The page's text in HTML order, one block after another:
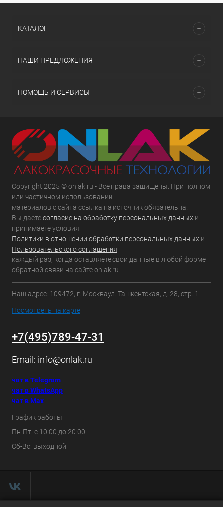
КАТАЛОГ
НАШИ ПРЕДЛОЖЕНИЯ
ПОМОЩЬ И СЕРВИСЫ
Copyright 2025 © onlak.ru - Все права защищены. При полном
или частичном использовании
материалов с сайта ссылка на источник обязательна.
Вы даетесогласие на обработку персональных данных и
принимаете условия
Политики в отношении обработки персональных данных и
Пользовательского соглашения
каждый раз, когда оставляете свои данные в любой форме
обратной связи на сайте onlak.ru
Наш адрес: 109472, г. Москваул. Ташкентская, д. 28, стр. 1
Посмотреть на карте
+7(495)789-47-31
Email: info@onlak.ru
чат в Telegram
чат в WhatsApp
чат в Max
График работы
Пн-Пт: с 10:00 до 20:00
Сб-Вс: выходной